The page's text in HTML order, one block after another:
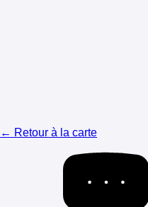
← Retour à la carte